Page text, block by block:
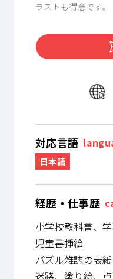
ラストも得意です。
対応言語
日本語
経歴・仕事歴
小学校教科書、
児童書挿絵
パズル雑誌の表
迷路、塗り絵、